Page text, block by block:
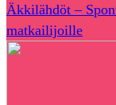
Äkkilähdöt –
matkailijoille